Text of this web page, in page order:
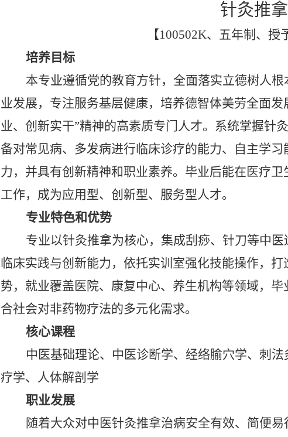
针灸推
【100502K、五年制、授
培养目标
本专业遵循党的教育方针，全面落实立德树人
业发展，专注服务基层健康，培养德智体美劳全面
业、创新实干”精神的高素质专门人才。系统掌握针
备对常见病、多发病进行临床诊疗的能力、自主学
力，并具有创新精神和职业素养。毕业后能在医疗
工作，成为应用型、创新型、服务型人才。
专业特色和优势
专业以针灸推拿为核心，集成刮痧、针刀等中医
临床实践与创新能力，依托实训室强化技能操作，
势，就业覆盖医院、康复中心、养生机构等领域，
合社会对非药物疗法的多元化需求。
核心课程
中医基础理论、中医诊断学、经络腧穴学、刺
疗学、人体解剖学
职业发展
随着大众对中医针灸推拿治病安全有效、简便